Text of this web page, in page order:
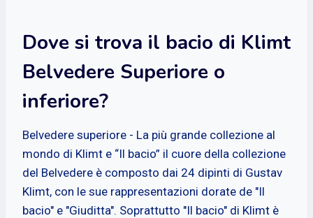
Dove si trova il bacio di Klimt
Belvedere Superiore o
inferiore?
Belvedere superiore - La più grande collezione al
mondo di Klimt e “Il bacio” il cuore della collezione
del Belvedere è composto dai 24 dipinti di Gustav
Klimt, con le sue rappresentazioni dorate de "Il
bacio" e "Giuditta". Soprattutto "Il bacio" di Klimt è